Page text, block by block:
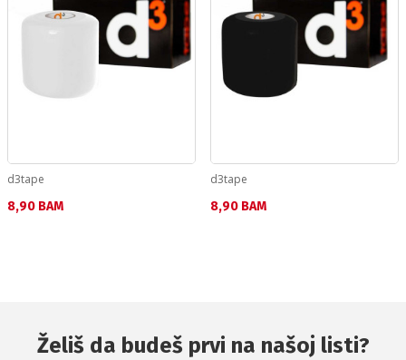
d3tape
Текуща цена:
8,90 BAM
d3tape
Текуща цена:
8,90 BAM
Želiš da budeš prvi na našoj listi?